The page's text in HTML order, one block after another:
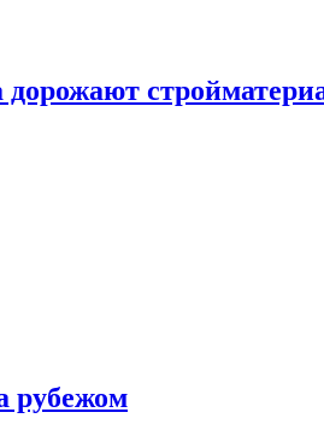
дорожают
рубежом